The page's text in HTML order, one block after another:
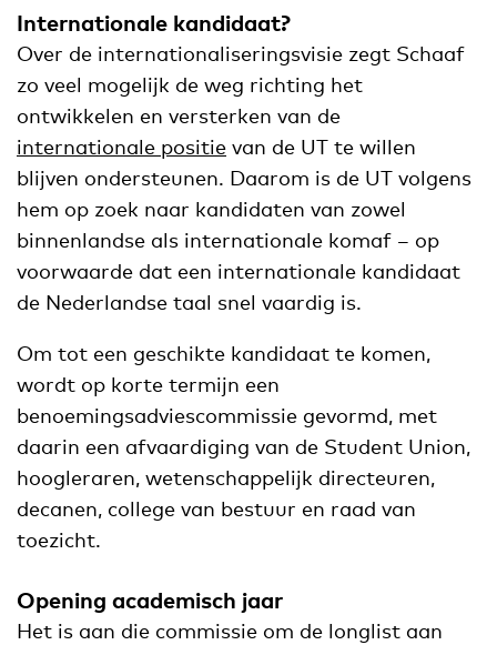
Internationale kandidaat?
Over de internationaliseringsvisie zegt Schaaf
zo veel mogelijk de weg richting het
ontwikkelen en versterken van de
internationale positie van de UT te willen
blijven ondersteunen. Daarom is de UT volgens
hem op zoek naar kandidaten van zowel
binnenlandse als internationale komaf – op
voorwaarde dat een internationale kandidaat
de Nederlandse taal snel vaardig is.
Om tot een geschikte kandidaat te komen,
wordt op korte termijn een
benoemingsadviescommissie gevormd, met
daarin een afvaardiging van de Student Union,
hoogleraren, wetenschappelijk directeuren,
decanen, college van bestuur en raad van
toezicht.
Opening academisch jaar
Het is aan die commissie om de longlist aan